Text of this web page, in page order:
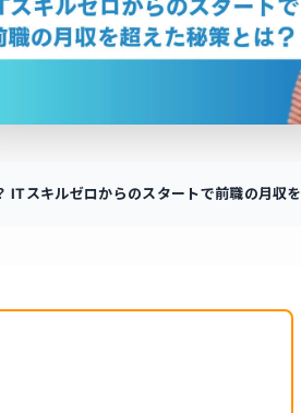
スキルゼロからのスタートで前職の月収